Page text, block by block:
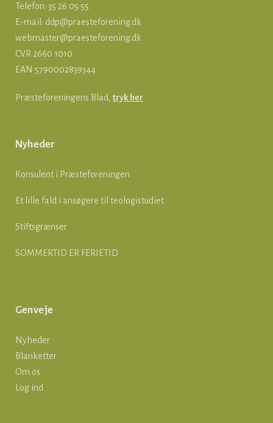
Telefon: 35 26 05 55
E-mail: ddp@praesteforening.dk
webmaster@praesteforening.dk
CVR 2660 1010
EAN 5790002839344
Præsteforeningens Blad, tryk her
Nyheder
Konsulent i Præsteforeningen
Et lille fald i ansøgere til teologistudiet
Stiftsgrænser
SOMMERTID ER FERIETID
Genveje
Nyheder
Blanketter
Om os
Log ind